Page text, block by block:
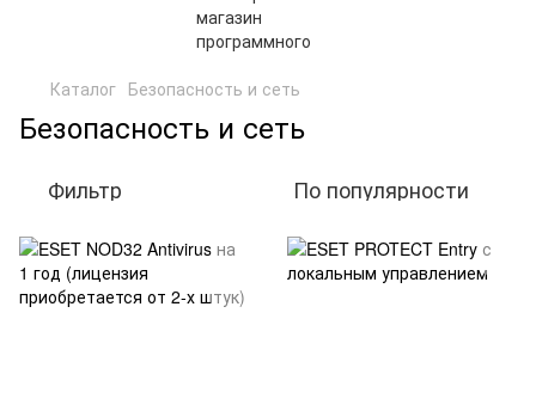
Каталог Безопасность и сеть
Безопасность и сеть
Фильтр По популярности